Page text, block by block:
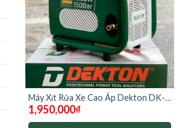
Máy Xịt Rửa Xe Cao Áp Dekton DK-
CWR2600F
1,950,000₫